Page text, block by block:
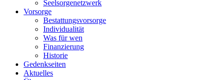
Seelsorgenetzwerk
Vorsorge
Bestattungsvorsorge
Individualität
Was für wen
Finanzierung
Historie
Gedenkseiten
Aktuelles